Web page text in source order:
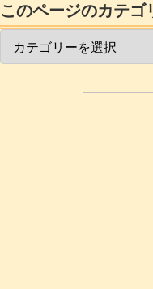
このページのカテゴ